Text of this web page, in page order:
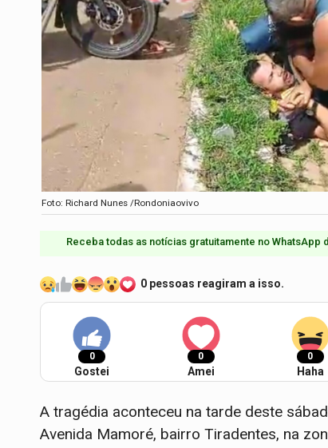
Foto: Richard Nunes /Rondoniaovivo
Receba todas as notícias gratuitamente no WhatsApp
0 pessoas reagiram a isso.
0
Gostei
0
Amei
0
Haha
A tragédia aconteceu na tarde deste
Avenida Mamoré, bairro Tiradentes, na